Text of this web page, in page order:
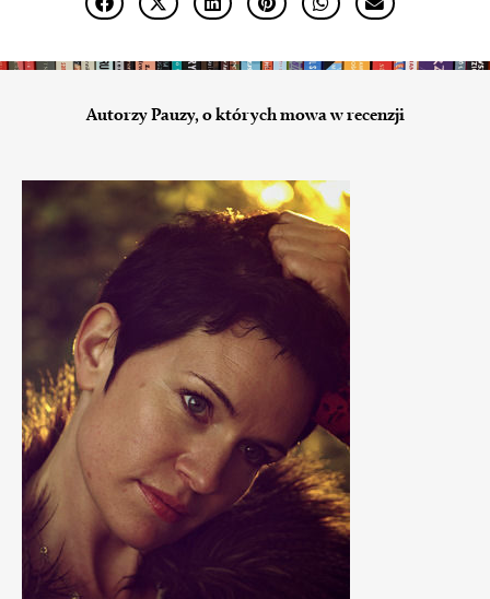
Autorzy Pauzy, o których mowa w recenzji